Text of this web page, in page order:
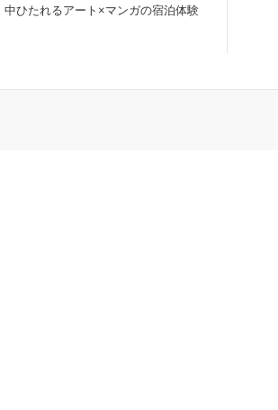
中ひたれるアート×マンガの宿泊体験